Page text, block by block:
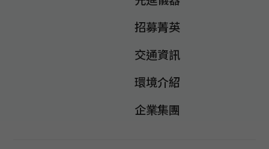
招募菁英
交通資訊
環境介紹
企業集團